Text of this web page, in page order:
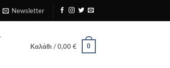
Newsletter
Καλάθι /0,00€ 0